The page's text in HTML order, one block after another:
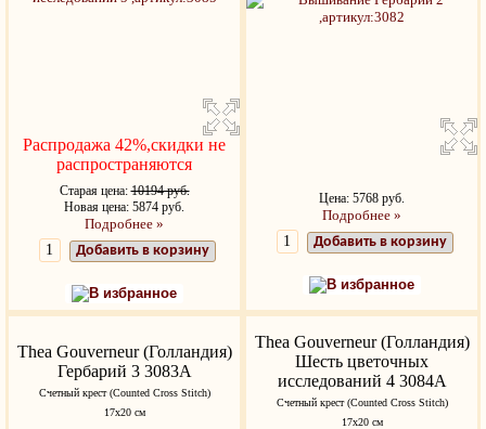
Распродажа 42%,скидки не
распространяются
Старая цена:10194 руб.
Новая цена: 5874 руб.
Подробнее »
Добавить в корзину
В избранное
Цена: 5768 руб.
Подробнее »
Добавить в корзину
В избранное
Thea Gouverneur (Голландия)
Гербарий 3 3083A
Счетный крест (Counted Cross Stitch)
17х20 см
Thea Gouverneur (Голландия)
Шесть цветочных
исследований 4 3084A
Счетный крест (Counted Cross Stitch)
17х20 см